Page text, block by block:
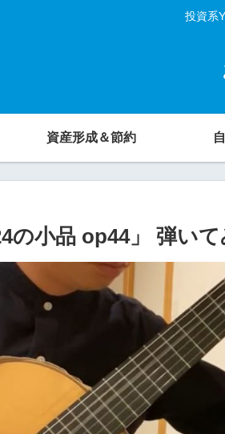
投資系
資産形成＆節約
の小品 op44」 弾いて